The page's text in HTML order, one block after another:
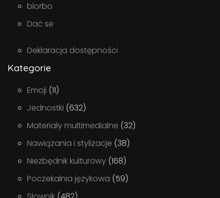
blorbo
Dać se
Deklaracja dostępności
Kategorie
Emoji (11)
Jednostki (632)
Materiały multimedialne (32)
Nawiązania i stylizacje (38)
Niezbędnik kulturowy (168)
Poczekalnia językowa (59)